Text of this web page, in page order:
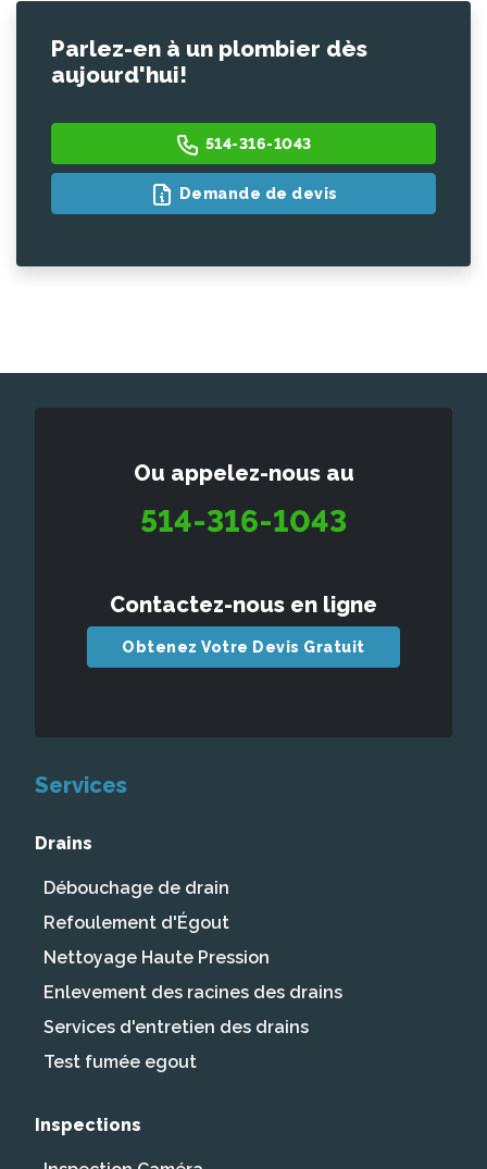
Parlez-en à un plombier dès
aujourd'hui!
514-316-1043
Demande de devis
Ou appelez-nous au
514-316-1043
Contactez-nous en ligne
Obtenez Votre Devis Gratuit
Services
Drains
Débouchage de drain
Refoulement d'Égout
Nettoyage Haute Pression
Enlevement des racines des drains
Services d'entretien des drains
Test fumée egout
Inspections